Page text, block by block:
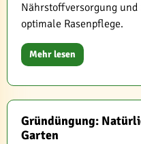
Nährstoffversorgung
optimale Rasenpflege.
Mehr lesen
Gründüngung:
Garten